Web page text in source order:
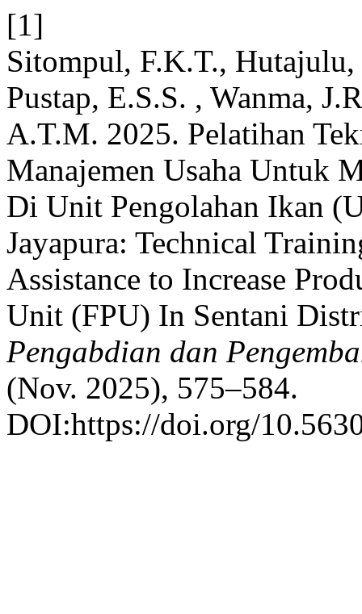
[1]
Sitompul, F.K.T.,
Pustap, E.S.S. , Wanma,
A.T.M. 2025. Pelatihan
Manajemen Usaha Untuk
Di Unit Pengolahan Ikan
Jayapura: Technical
Assistance to Increase
Unit (FPU) In Sentani
Pengabdian dan
(Nov. 2025), 575–584.
DOI:https://doi.org/